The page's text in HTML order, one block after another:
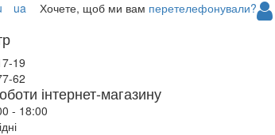
ua Хочете, щоб ми вам перетелефонували?
19
62
інтернет-магазину
- 18:00